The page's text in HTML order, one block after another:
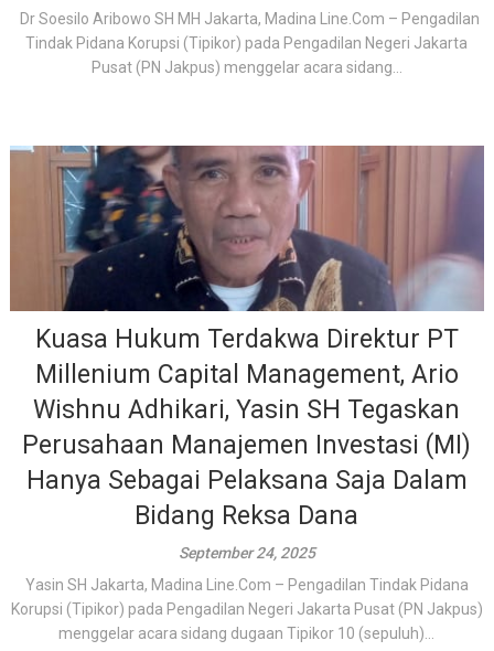
Dr Soesilo Aribowo SH MH Jakarta, Madina Line.Com – Pengadilan
Tindak Pidana Korupsi (Tipikor) pada Pengadilan Negeri Jakarta
Pusat (PN Jakpus) menggelar acara sidang...
Kuasa Hukum Terdakwa Direktur PT
Millenium Capital Management, Ario
Wishnu Adhikari, Yasin SH Tegaskan
Perusahaan Manajemen Investasi (MI)
Hanya Sebagai Pelaksana Saja Dalam
Bidang Reksa Dana
September 24, 2025
Yasin SH Jakarta, Madina Line.Com – Pengadilan Tindak Pidana
Korupsi (Tipikor) pada Pengadilan Negeri Jakarta Pusat (PN Jakpus)
menggelar acara sidang dugaan Tipikor 10 (sepuluh)...